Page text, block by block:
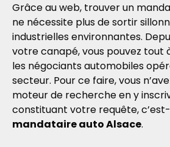
Grâce au web, trouver un
ne nécessite plus de sortir
industrielles environnantes.
votre canapé, vous pouvez tout
les négociants automobiles
secteur. Pour ce faire, vous
moteur de recherche en y
constituant votre requête,
mandataire auto Alsace.